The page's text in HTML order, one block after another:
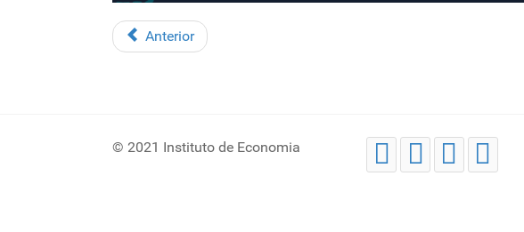
Anterior
© 2021 Instituto de Economia